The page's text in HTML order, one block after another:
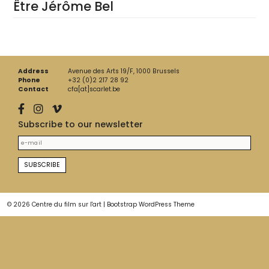
Être Jérôme Bel
Address
Avenue des Arts 19/F, 1000 Brussels
Phone
+32 (0)2 217 28 92
Contact
cfa[at]scarlet.be
Subscribe to our newsletter
© 2026 Centre du film sur l'art | Bootstrap WordPress Theme